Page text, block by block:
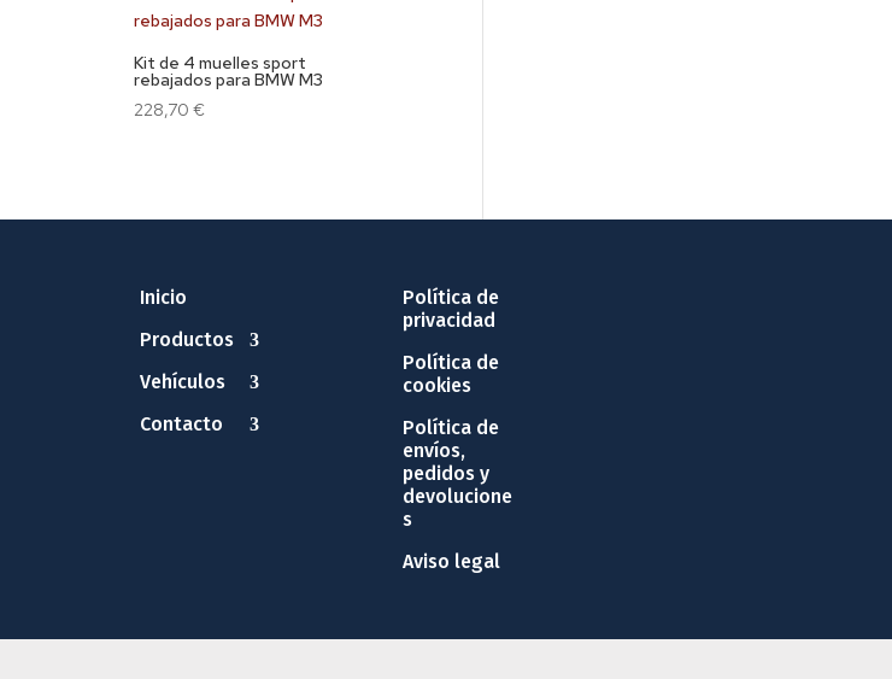
Kit de 4 muelles sport
rebajados para BMW M3
228,70 €
Inicio
Productos
Vehículos
Contacto
Política de
privacidad
Política de
cookies
Política de
envíos,
pedidos y
devolucione
s
Aviso legal